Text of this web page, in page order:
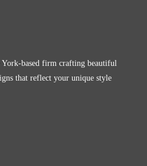
based firm crafting beautiful
that reflect your unique style